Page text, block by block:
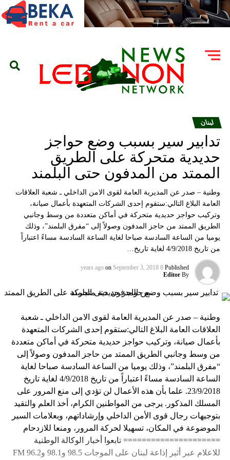
لبنان
تدابير سير بسبب وضع حواجز
حديدية متحركة على الطريق
الممتد من المدفون حتى البلمند
وطنية – صدر عن المديرية العامة لقوى الامن الداخلي ـ شعبة العلاقات
العامة البلاغ التالي:ستقوم إحدى الشركات المتعهدة بأعمال صيانة،
وتركيب حواجز حديدية متحركة في أماكن متعددة من وسط وجانبي
الطريق الممتد من حاجز المدفون وصولاً إلى “مفرق البلمند”، وذلك
يوميا من الساعة السادسة صباحا لغاية الساعة السادسة مساءً اعتباراً
من تاريخ 4/9/2018 لغاية تاريخ…
Published
8 years ago
on September 3, 2018
By
Editor
وطنية – صدر عن المديرية العامة لقوى الامن الداخلي ـ شعبة
العلاقات العامة البلاغ التالي:ستقوم إحدى الشركات المتعهدة
بأعمال صيانة، وتركيب حواجز حديدية متحركة في أماكن متعددة
من وسط وجانبي الطريق الممتد من حاجز المدفون وصولاً إلى
“مفرق البلمند”، وذلك يوميا من الساعة السادسة صباحا لغاية
الساعة السادسة مساءً اعتباراً من تاريخ 4/9/2018 لغاية تاريخ
23/9/2018. علما بأن هذه الأعمال لن تؤدي إلى منع المرور على
المسلك المذكور. يرجى من المواطنين الكرام، أخذ العلم والتقيد
بتوجيهات رجال قوى الأمن الداخلي وإرشاداتهم، وبعلامات السير
الموضوعة في المكان، تسهيلا لحركة المرور، ومنعا للازدحام
===================== تابعوا أخبار الوكالة الوطنية
للاعلام عبر أثير إذاعة لبنان على الموجات 98.5 و98.1 و96.2 FM